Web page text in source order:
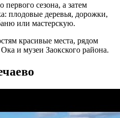
первого сезона, а затем
плодовые деревья, дорожки,
или мастерскую.
красивые места, рядом
и музеи Заокского района.